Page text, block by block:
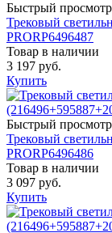
Быстрый просмотр
Трековый
PRORP6496487
Товар в наличии
3 197 руб.
Купить
Быстрый просмотр
Трековый
PRORP6496486
Товар в наличии
3 097 руб.
Купить